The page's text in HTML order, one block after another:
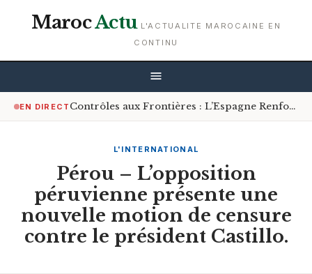
MarocActu L'ACTUALITE MAROCAINE EN
CONTINU
EN DIRECT Contrôles aux Frontières : L’Espagne Renforce les Mesures pour les Voyageurs en Provenance d’Italie
L'INTERNATIONAL
Pérou – L’opposition
péruvienne présente une
nouvelle motion de censure
contre le président Castillo.